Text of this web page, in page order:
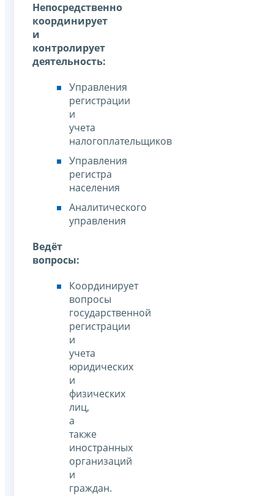
Непосредственно
координирует
и
контролирует
деятельность:
Управления
регистрации
и
учета
налогоплательщиков
Управления
регистра
населения
Аналитического
управления
Ведёт
вопросы:
Координирует
вопросы
государственной
регистрации
и
учета
юридических
и
физических
лиц,
а
также
иностранных
организаций
и
граждан.